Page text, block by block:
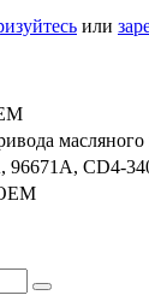
или
96671A, CD4-